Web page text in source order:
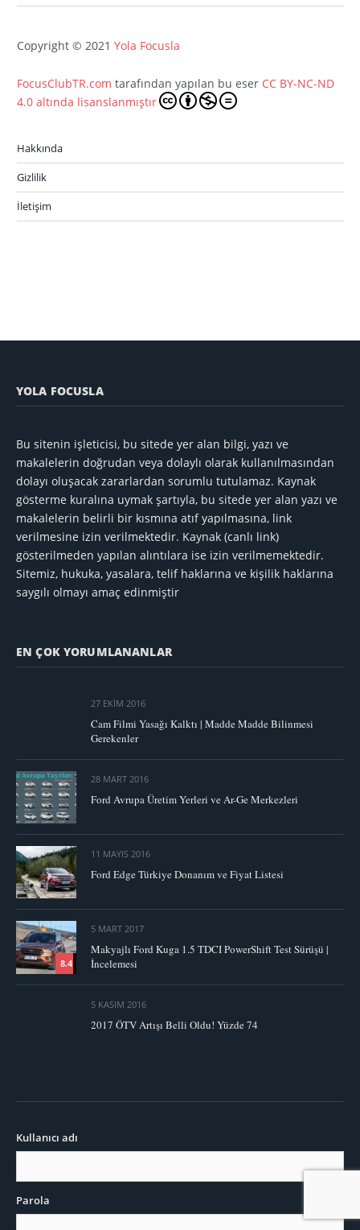
Copyright © 2021 Yola Focusla
FocusClubTR.com tarafından yapılan bu eser CC BY-NC-ND
4.0 altında lisanslanmıştır
Hakkında
Gizlilik
İletişim
YOLA FOCUSLA
Bu sitenin işleticisi, bu sitede yer alan bilgi, yazı ve
makalelerin doğrudan veya dolaylı olarak kullanılmasından
dolayı oluşacak zararlardan sorumlu tutulamaz. Kaynak
gösterme kuralına uymak şartıyla, bu sitede yer alan yazı ve
makalelerin belirli bir kısmına atıf yapılmasına, link
verilmesine izin verilmektedir. Kaynak (canlı link)
gösterilmeden yapılan alıntılara ise izin verilmemektedir.
Sitemiz, hukuka, yasalara, telif haklarına ve kişilik haklarına
saygılı olmayı amaç edinmiştir
EN ÇOK YORUMLANANLAR
27 EKIM 2016
Cam Filmi Yasağı Kalktı | Madde Madde Bilinmesi
Gerekenler
28 MART 2016
Ford Avrupa Üretim Yerleri ve Ar-Ge Merkezleri
11 MAYIS 2016
Ford Edge Türkiye Donanım ve Fiyat Listesi
8.4
5 MART 2017
Makyajlı Ford Kuga 1.5 TDCI PowerShift Test Sürüşü |
İncelemesi
5 KASIM 2016
2017 ÖTV Artışı Belli Oldu! Yüzde 74
Kullanıcı adı
Parola